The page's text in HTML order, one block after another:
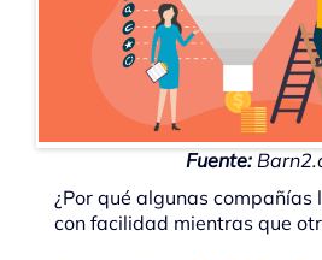
Fuente:
¿Por qué algunas compañías
con facilidad mientras que